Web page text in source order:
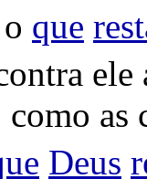
o que
como as
Deus